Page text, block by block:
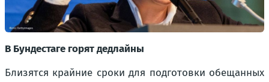
В Бундестаге горят дедлайны
Близятся крайние сроки для подготовки обещанных